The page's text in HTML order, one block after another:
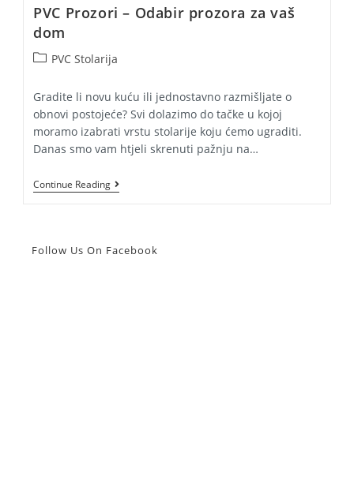
PVC Prozori – Odabir prozora za vaš
dom
PostPVC Stolarija
Gradite li novu kuću ili jednostavno razmišljate o
obnovi postojeće? Svi dolazimo do tačke u kojoj
moramo izabrati vrstu stolarije koju ćemo ugraditi.
Danas smo vam htjeli skrenuti pažnju na…
Continue ReadingPVC
Prozori
Za
Follow Us On Facebook